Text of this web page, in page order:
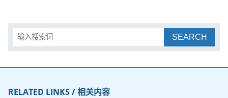
SEARCH
RELATED LINKS / 相关内容